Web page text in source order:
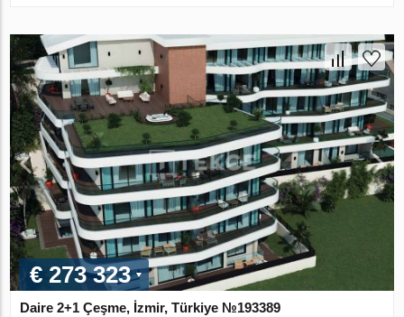
€ 273 323
Daire 2+1 Çeşme, İzmir, Türkiye №193389